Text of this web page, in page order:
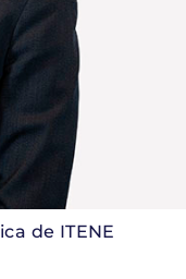
de ITENE